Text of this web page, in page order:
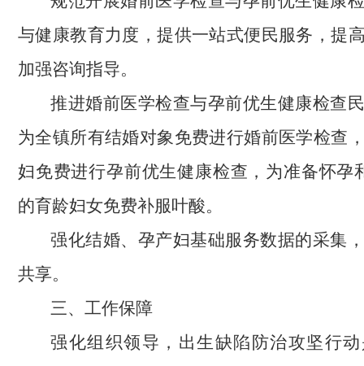
与健康教育力度，提供一站式便民服务，提
加强咨询指导。
推进婚前医学检查与孕前优生健康检查
为全镇所有结婚对象免费进行婚前医学检查
妇免费进行孕前优生健康检查，为准备怀孕
的育龄妇女免费补服叶酸。
强化结婚、孕产妇基础服务数据的采集
共享。
三、工作保障
强化组织领导，出生缺陷防治攻坚行